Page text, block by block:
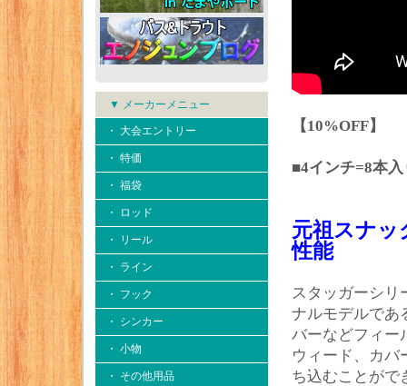
▼ メーカーメニュー
・ 大会エントリー
・ 特価
・ 福袋
・ ロッド
・ リール
・ ライン
・ フック
・ シンカー
・ 小物
・ その他用品
【10%OFF】
■4インチ=8本入
元祖スナッ
性能
スタッガーシリ
ナルモデルであ
バーなどフィー
ウィード、カバ
ち込むことがで